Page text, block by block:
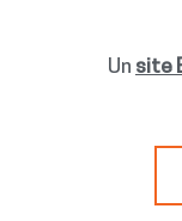
Un site